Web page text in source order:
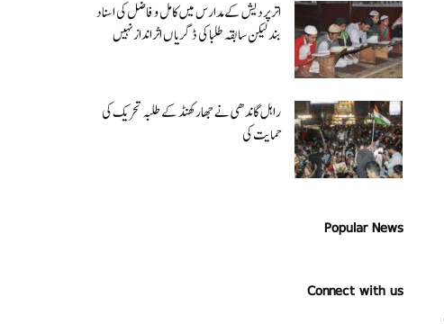
اتر پردیش کےمدارس میں کامل و فاضل کی اسناد
بند لیکن سابقہ طلبا کی ڈگریا ں اثرانداز نہیں
راہل گاندھی نے جھارکھنڈ کے طلبہ تحریک کی
حمایت کی
Popular News
Connect with us